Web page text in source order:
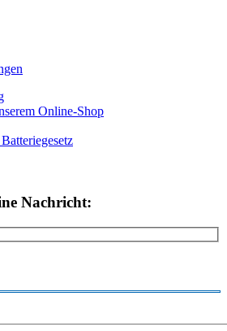
Online-Shop
Nachricht: